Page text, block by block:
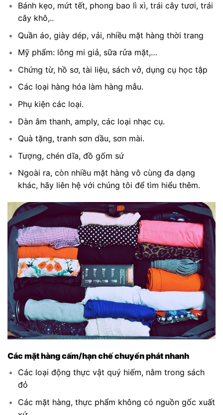
Bánh kẹo, mứt tết, phong bao lì xì, trái cây tươi, trái
cây khô,..
Quần áo, giày dép, vải, nhiều mặt hàng thời trang
Mỹ phẩm: lông mi giả, sữa rửa mặt,…
Chứng từ, hồ sơ, tài liệu, sách vở, dụng cụ học tập
Các loại hàng hóa làm hàng mẫu.
Phụ kiện các loại.
Dàn âm thanh, amply, các loại nhạc cụ.
Quà tặng, tranh sơn dầu, sơn mài.
Tượng, chén dĩa, đồ gốm sứ
Ngoài ra, còn nhiều mặt hàng vô cùng đa dạng
khác, hãy liên hệ với chúng tôi để tìm hiểu thêm.
Các mặt hàng cấm/hạn chế chuyển phát nhanh
Các loại động thực vật quý hiếm, nằm trong sách
đỏ
Các mặt hàng, thực phẩm không có nguồn gốc xuất